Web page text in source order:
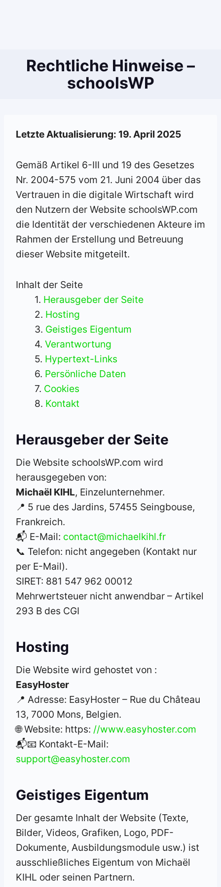
Rechtliche Hinweise –
schoolsWP
Letzte Aktualisierung: 19. April 2025
Gemäß Artikel 6-III und 19 des Gesetzes
Nr. 2004-575 vom 21. Juni 2004 über das
Vertrauen in die digitale Wirtschaft wird
den Nutzern der Website schoolsWP.com
die Identität der verschiedenen Akteure im
Rahmen der Erstellung und Betreuung
dieser Website mitgeteilt.
Inhalt der Seite
Herausgeber der Seite
Hosting
Geistiges Eigentum
Verantwortung
Hypertext-Links
Persönliche Daten
Cookies
Kontakt
Herausgeber der Seite
Die Website schoolsWP.com wird
herausgegeben von:
Michaël KIHL, Einzelunternehmer.
📍 5 rue des Jardins, 57455 Seingbouse,
Frankreich.
📬 E-Mail: contact@michaelkihl.fr
📞 Telefon: nicht angegeben (Kontakt nur
per E-Mail).
SIRET: 881 547 962 00012
Mehrwertsteuer nicht anwendbar – Artikel
293 B des CGI
Hosting
Die Website wird gehostet von :
EasyHoster
📍 Adresse: EasyHoster – Rue du Château
13, 7000 Mons, Belgien.
🌐 Website: https: //www.easyhoster.com
📬📧 Kontakt-E-Mail:
support@easyhoster.com
Geistiges Eigentum
Der gesamte Inhalt der Website (Texte,
Bilder, Videos, Grafiken, Logo, PDF-
Dokumente, Ausbildungsmodule usw.) ist
ausschließliches Eigentum von Michaël
KIHL oder seinen Partnern.